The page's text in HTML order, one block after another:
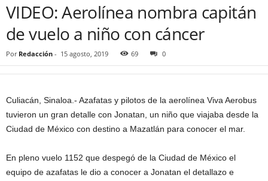
VIDEO: Aerolínea nombra capitán
de vuelo a niño con cáncer
Por Redacción - 15 agosto, 2019 69 0
Culiacán, Sinaloa.- Azafatas y pilotos de la aerolínea Viva Aerobus
tuvieron un gran detalle con Jonatan, un niño que viajaba desde la
Ciudad de México con destino a Mazatlán para conocer el mar.
En pleno vuelo 1152 que despegó de la Ciudad de México el
equipo de azafatas le dio a conocer a Jonatan el detallazo e